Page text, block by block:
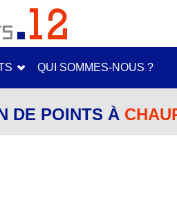
QUI SOMMES-NOUS ?
DE POINTS À